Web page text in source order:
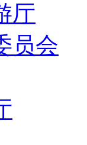
厅
员会